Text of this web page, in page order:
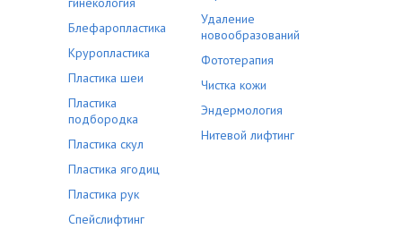
Блефаропластика
Круропластика
Пластика шеи
Пластика
подбородка
Пластика скул
Пластика ягодиц
Пластика рук
Спейслифтинг
Удаление
новообразований
Фототерапия
Чистка кожи
Эндермология
Нитевой лифтинг